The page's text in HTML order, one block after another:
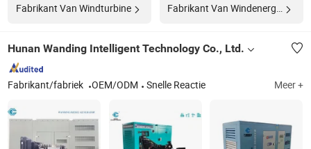
Fabrikant Van Windturbine
Hunan Wanding Intelligent Technology Co., Ltd.
Fabrikant/fabriek OEM/ODM Snelle Reactie Meer +